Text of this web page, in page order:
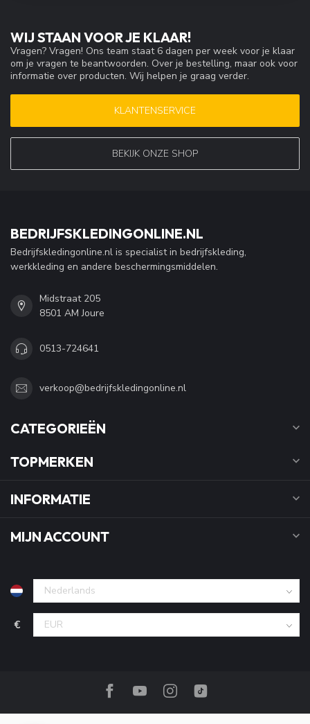
WIJ STAAN VOOR JE KLAAR!
Vragen? Vragen! Ons team staat 6 dagen per week voor je klaar
om je vragen te beantwoorden. Over je bestelling, maar ook voor
informatie over producten. Wij helpen je graag verder.
KLANTENSERVICE
BEKIJK ONZE SHOP
BEDRIJFSKLEDINGONLINE.NL
Bedrijfskledingonline.nl is specialist in bedrijfskleding,
werkkleding en andere beschermingsmiddelen.
Midstraat 205
8501 AM Joure
0513-724641
verkoop@bedrijfskledingonline.nl
CATEGORIEËN
TOPMERKEN
INFORMATIE
MIJN ACCOUNT
€